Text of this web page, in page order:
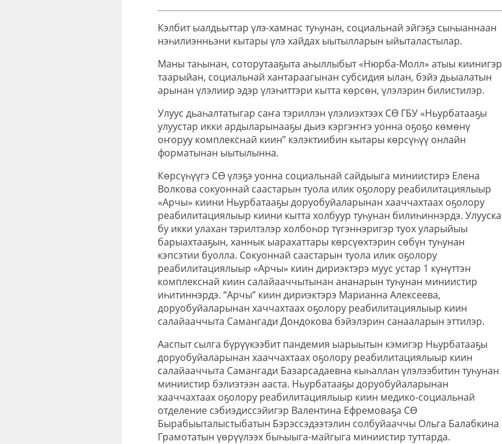
Кэлбит ыалдьыттар үлэ-хамнас туһунан, социальнай эйгэҕэ сыһыаннаан
нэһилиэнньэни кытары үлэ хайдах ыытылларын ыйыталастылар.
Маны таһынан, соторутааҕыта аһыллыбыт «Нюрба-Молл» атыы киинигэр
таарыйан, социальнай хантараагынан субсидия ылан, бэйэ дьыалатын
арынан үлэлиир эдэр үлэһиттэри кытта көрсөн, үлэлэрин билистилэр.
Улуус дьаһалтатыгар саҥа тэриллэн үлэлиэхтээх СӨ ГБУ «Ньурбатааҕы
улуустар икки ардыларынааҕы дьиэ кэргэҥҥэ уонна оҕоҕо көмөнү
оҥоруу комплекснай киин” кэлэктиибин кытары көрсүһүү онлайн
форматынан ыытылынна.
Көрсүһүүгэ СӨ үлэҕэ уонна социальнай сайдыыга миниистирэ Елена
Волкова сокуоннай саастарын туола илик оҕолору реабилитациялыыр
«Арчы» киини Ньурбатааҕы доруобуйаларынан хааччахтаах оҕолору
реабилитациялыыр киини кытта холбуур туһунан билиһиннэрдэ. Улууска
бу икки улахан тэрилтэлэр холбоһор түгэннэригэр туох уларыйыы
барыахтааҕын, ханнык ыарахаттары көрсүөхтэрин сөбүн туһунан
кэпсэтии буолла. Сокуоннай саастарын туола илик оҕолору
реабилитациялыыр «Арчы» киин дириэктэрэ муус устар 1 күнүттэн
комплекснай киин салайааччытынан ананарын туһунан миниистир
иһитиннэрдэ. “Арчы” киин дириэктэрэ Марианна Алексеева,
доруобуйаларынан хаччахтаах оҕолору реабилитациялыыр киин
салайааччыта Самангади Дондокова бэйэлэрин санааларын эттилэр.
Ааспыт сылга бүрүүкээбит пандемия ыарыытын кэмигэр Ньурбатааҕы
доруобуйаларынан хааччахтаах оҕолору реабилитациялыыр киин
салайааччыта Самангади Базарсадаевна кыһаллан үлэлээбитин туһунан
миниистир бэлиэтээн ааста. Ньурбатааҕы доруобуйаларынан
хааччахтаах оҕолору реабилитациялыыр киин медико-социальнай
отделение сэбиэдиссэйигэр Валентина Ефремоваҕа СӨ
Бырабыыталыстыбатын Бэрэссэдээтэлин солбуйааччы Ольга Балабкина
Грамотатын үөрүүлээх быһыыга-майгыга миниистир туттарда.